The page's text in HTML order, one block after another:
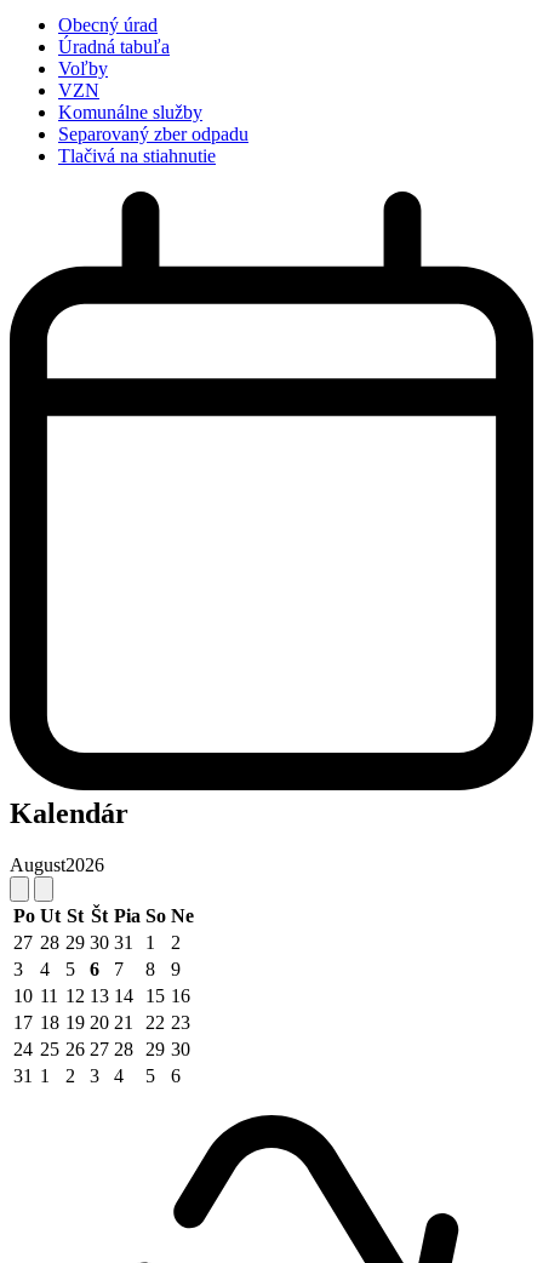
Obecný úrad
Úradná tabuľa
Voľby
VZN
Komunálne služby
Separovaný zber odpadu
Tlačivá na stiahnutie
Kalendár
August2026
Po Ut St Št Pia So Ne
27 28 29 30 31 1
2
3
4 5 6 7 8
9
10 11 12 13 14 15 16
17 18 19 20 21 22 23
24 25 26 27 28 29 30
31 1 2 3 4 5 6